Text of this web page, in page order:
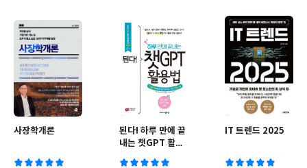
사장학개론
된다! 하루 만에 끝
내는 챗GPT 활용
IT 트렌드 2025